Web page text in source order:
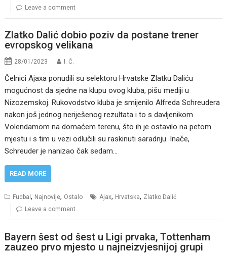
Leave a comment
Zlatko Dalić dobio poziv da postane trener
evropskog velikana
28/01/2023 I. Ć.
Čelnici Ajaxa ponudili su selektoru Hrvatske Zlatku Daliću
mogućnost da sjedne na klupu ovog kluba, pišu mediji u
Nizozemskoj. Rukovodstvo kluba je smijenilo Alfreda Schreudera
nakon još jednog neriješenog rezultata i to s davljenikom
Volendamom na domaćem terenu, što ih je ostavilo na petom
mjestu i s tim u vezi odlučili su raskinuti saradnju. Inače,
Schreuder je nanizao čak sedam…
READ MORE
Fudbal, Najnovije, Ostalo Ajax, Hrvatska, Zlatko Dalić
Leave a comment
Bayern šest od šest u Ligi prvaka, Tottenham
zauzeo prvo mjesto u najneizvjesnijoj grupi